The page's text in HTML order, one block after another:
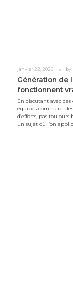
janvier 22, 2026 by
Génération de
fonctionnent
En discutant avec
équipes
d’efforts, pas
un sujet où l’on